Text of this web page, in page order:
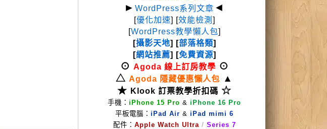
► WordPress系列文章 ◄
[優化加速] [效能檢測 ]
[WordPress教學懶人包]
[攝影天地] [部落格類]
[網站推薦] [免費資源]
⊙ Agoda 線上訂房教學 ⊙
△ Agoda 隱藏優惠懶人包
▲
★ Klook 訂票教學折扣碼 ☆
手機： iPhone 15 Pro & iPhone 16 Pro
平板電腦： iPad Air & iPad mimi 6
配件： Apple Watch Ultra / Series 7